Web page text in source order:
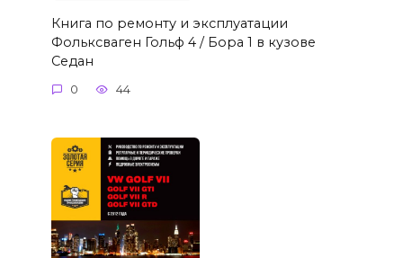
Книга по ремонту и эксплуатации
Фольксваген Гольф 4 / Бора 1 в кузове
Седан
0 44